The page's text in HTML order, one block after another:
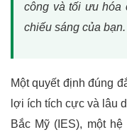
công và tối ưu hóa
chiếu sáng của bạn.
Một quyết định đúng
lợi ích tích cực và lâu
Bắc Mỹ (IES), một